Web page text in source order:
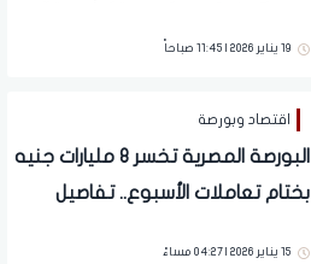
19 يناير 2026 | 11:45 صباحاً
اقتصاد وبورصة
البورصة المصرية تخسر 8 مليارات جنيه
بختام تعاملات الأسبوع.. تفاصيل
15 يناير 2026 | 04:27 مساءً